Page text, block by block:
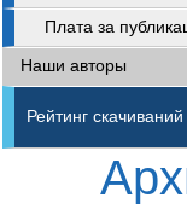
Плата за
Наши авторы
Рейтинг скачиваний